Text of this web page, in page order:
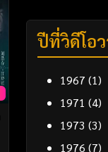
ปีที่วิดีโอ
1967 (1)
1971 (4)
1973 (3)
1976 (7)